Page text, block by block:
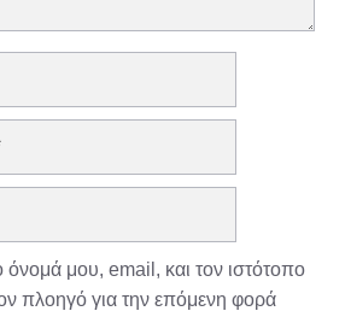
μου, email, και τον ιστότοπο
πλοηγό για την επόμενη φορά